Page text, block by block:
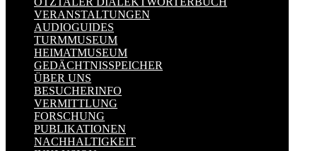
VERANSTALTUNGEN
AUDIOGUIDES
TURMMUSEUM
HEIMATMUSEUM
GEDÄCHTNISSPEICHER
ÜBER UNS
BESUCHERINFO
VERMITTLUNG
FORSCHUNG
PUBLIKATIONEN
NACHHALTIGKEIT